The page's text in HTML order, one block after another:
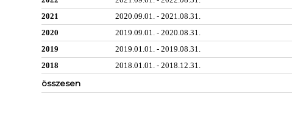
2021
2020.09.01. - 2021.08.31.
2020
2019.09.01. - 2020.08.31.
2019
2019.01.01. - 2019.08.31.
2018
2018.01.01. - 2018.12.31.
összesen